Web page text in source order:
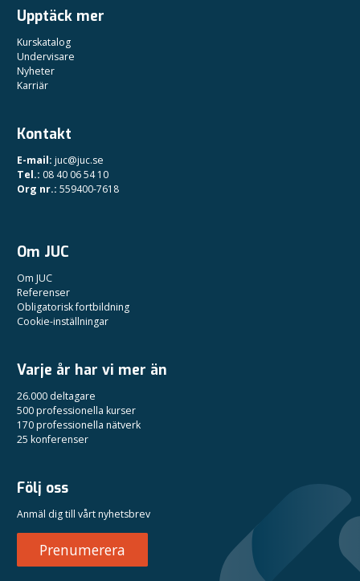
Upptäck mer
Kurskatalog
Undervisare
Nyheter
Karriär
Kontakt
E-mail: juc@juc.se
Tel.: 08 40 06 54 10
Org nr.: 559400-7618
Om JUC
Om JUC
Referenser
Obligatorisk fortbildning
Cookie-inställningar
Varje år har vi mer än
26.000 deltagare
500 professionella kurser
170 professionella nätverk
25 konferenser
Följ oss
Anmäl dig till vårt nyhetsbrev
Prenumerera